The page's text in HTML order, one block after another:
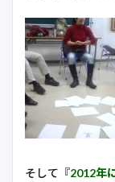
そして 『2012年